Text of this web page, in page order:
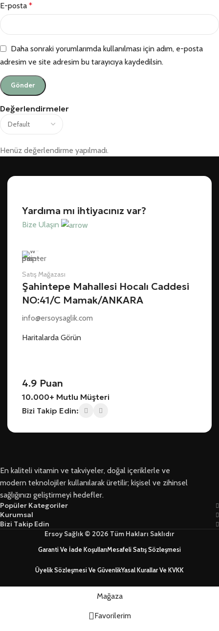
Değerlendirmeler
Henüz değerlendirme yapılmadı.
E-posta *
Daha sonraki yorumlarımda kullanılması için adım, e-posta
adresim ve site adresim bu tarayıcıya kaydedilsin.
Yardıma mı ihtiyacınız var?
Bize Ulaşın
Satış Mağazası
Şahintepe Mahallesi Hocalı Caddesi
NO:41/C Mamak/ANKARA
info@ersoysaglik.com
Haritalarda Görün
4.9 Puan
10.000+ Mutlu Müşteri
Bizi Takip Edin:
En kaliteli vitamin ve takviyeler, doğal içeriklerle ve
modern teknolojiler kullanılarak üretilir; kişisel ve zihinsel
sağlığınızı geliştirmeyi hedefler.
Popüler Kategoriler
Kurumsal
Bizi Takip Edin
Ersoy Sağlık © 2026 Tüm Hakları Saklıdır
Garanti Ve İade KoşullarıMesafeli Satış Sözleşmesi
Üyelik Sözleşmesi Ve GüvenlikYasal Kurallar Ve KVKK
Mağaza
Favorilerim